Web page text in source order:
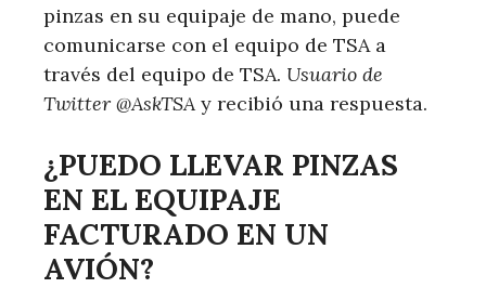
pinzas en su equipaje de mano, puede
comunicarse con el equipo de TSA a
través del equipo de TSA. Usuario de
Twitter @AskTSA y recibió una respuesta.
¿PUEDO LLEVAR PINZAS
EN EL EQUIPAJE
FACTURADO EN UN
AVIÓN?